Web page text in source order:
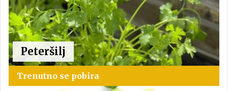
Peteršilj
Trenutno se pobira